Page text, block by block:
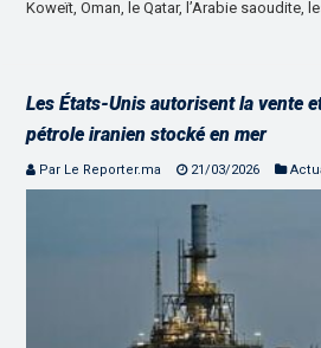
Koweït, Oman, le Qatar, l’Arabie saoudite,
Les États-Unis autorisent la vente
pétrole iranien stocké en mer
Par Le Reporter.ma 21/03/2026